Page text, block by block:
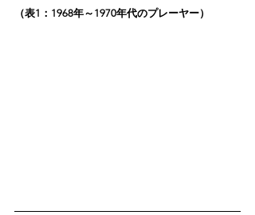
（表1：1968年～1970年代のプレーヤー）